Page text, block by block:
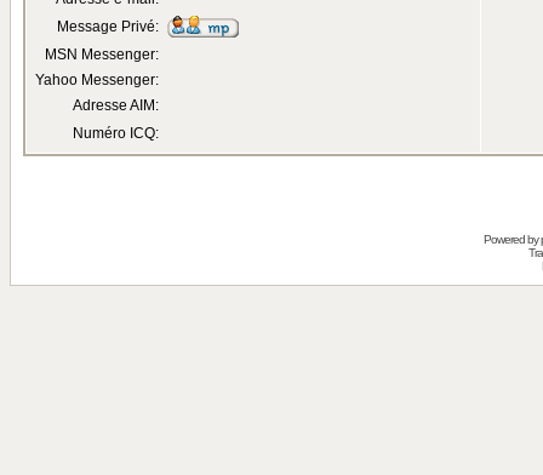
Message Privé:
MSN Messenger:
Yahoo Messenger:
Adresse AIM:
Numéro ICQ:
Powered by